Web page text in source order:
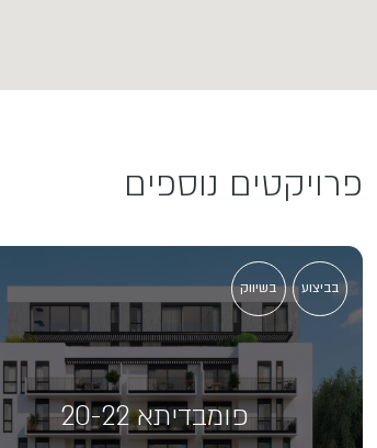
פרויקטים נוספים
בביצוע בשיווק
פומבדיתא 20-22